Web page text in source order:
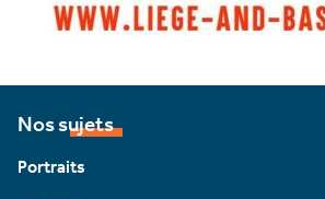
Nos sujets
Portraits